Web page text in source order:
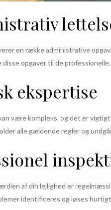
en række administrative
disse opgaver til de
ekspertise
være kompleks, og det er
alle gældende regler og
af din lejlighed er
identificeres og løses